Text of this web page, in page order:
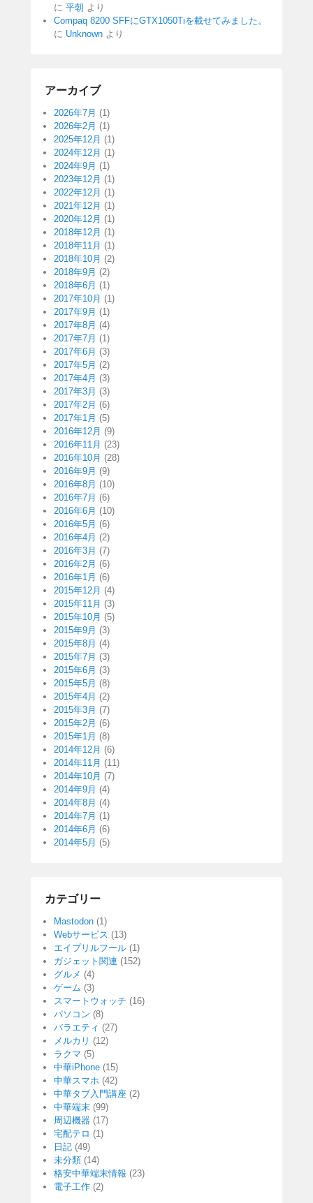
に 平朝 より
Compaq 8200 SFFにGTX1050Tiを載せてみました。
に Unknown より
アーカイブ
2026年7月 (1)
2026年2月 (1)
2025年12月 (1)
2024年12月 (1)
2024年9月 (1)
2023年12月 (1)
2022年12月 (1)
2021年12月 (1)
2020年12月 (1)
2018年12月 (1)
2018年11月 (1)
2018年10月 (2)
2018年9月 (2)
2018年6月 (1)
2017年10月 (1)
2017年9月 (1)
2017年8月 (4)
2017年7月 (1)
2017年6月 (3)
2017年5月 (2)
2017年4月 (3)
2017年3月 (3)
2017年2月 (6)
2017年1月 (5)
2016年12月 (9)
2016年11月 (23)
2016年10月 (28)
2016年9月 (9)
2016年8月 (10)
2016年7月 (6)
2016年6月 (10)
2016年5月 (6)
2016年4月 (2)
2016年3月 (7)
2016年2月 (6)
2016年1月 (6)
2015年12月 (4)
2015年11月 (3)
2015年10月 (5)
2015年9月 (3)
2015年8月 (4)
2015年7月 (3)
2015年6月 (3)
2015年5月 (8)
2015年4月 (2)
2015年3月 (7)
2015年2月 (6)
2015年1月 (8)
2014年12月 (6)
2014年11月 (11)
2014年10月 (7)
2014年9月 (4)
2014年8月 (4)
2014年7月 (1)
2014年6月 (6)
2014年5月 (5)
カテゴリー
Mastodon (1)
Webサービス (13)
エイプリルフール (1)
ガジェット関連 (152)
グルメ (4)
ゲーム (3)
スマートウォッチ (16)
パソコン (8)
バラエティ (27)
メルカリ (12)
ラクマ (5)
中華iPhone (15)
中華スマホ (42)
中華タブ入門講座 (2)
中華端末 (99)
周辺機器 (17)
宅配テロ (1)
日記 (49)
未分類 (14)
格安中華端末情報 (23)
電子工作 (2)